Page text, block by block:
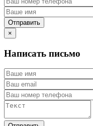
×
Написать письмо